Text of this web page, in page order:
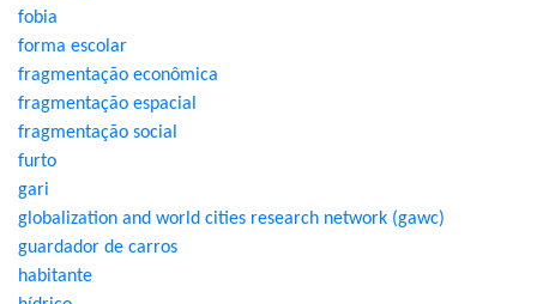
fobia
forma escolar
fragmentação econômica
fragmentação espacial
fragmentação social
furto
gari
globalization and world cities research network (gawc)
guardador de carros
habitante